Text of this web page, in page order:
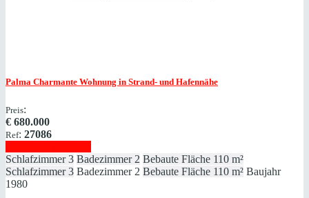
Palma Charmante Wohnung in Strand- und Hafennähe
Preis:
€ 680.000
Ref: 27086
Schlafzimmer 3 Badezimmer 2 Bebaute Fläche 110 m²
Schlafzimmer 3 Badezimmer 2 Bebaute Fläche 110 m² Baujahr
1980